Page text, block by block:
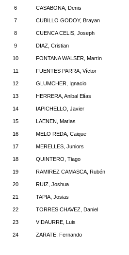
6 CASABONA, Denis
7 CUBILLO GODOY, Brayan
8 CUENCA CELIS, Joseph
9 DIAZ, Cristian
10 FONTANA WALSER, Martín
11 FUENTES PARRA, Víctor
12 GLUMCHER, Ignacio
13 HERRERA, Anibal Elías
14 IAPICHELLO, Javier
15 LAENEN, Matías
16 MELO REDA, Caique
17 MERELLES, Juniors
18 QUINTERO, Tiago
19 RAMIREZ CAMASCA, Rubén
20 RUIZ, Joshua
21 TAPIA, Josias
22 TORRES CHAVEZ, Daniel
23 VIDAURRE, Luis
24 ZARATE, Fernando